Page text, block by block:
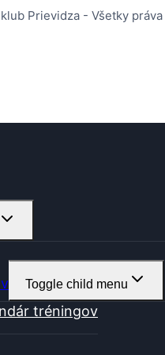
Prievidza - Všetky
Toggle child menu
tréningov